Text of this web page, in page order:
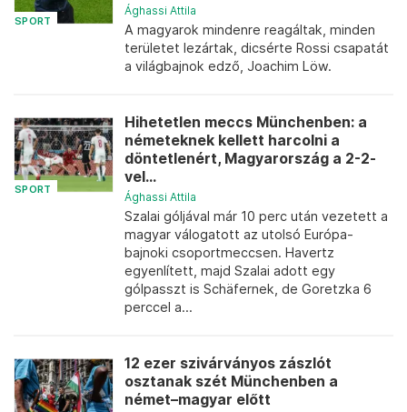
SPORT
Ághassi Attila
A magyarok mindenre reagáltak, minden
területet lezártak, dicsérte Rossi csapatát
a világbajnok edző, Joachim Löw.
SPORT
Hihetetlen meccs Münchenben: a
németeknek kellett harcolni a
döntetlenért, Magyarország a 2-2-
vel...
Ághassi Attila
Szalai góljával már 10 perc után vezetett a
magyar válogatott az utolsó Európa-
bajnoki csoportmeccsen. Havertz
egyenlített, majd Szalai adott egy
gólpasszt is Schäfernek, de Goretzka 6
perccel a...
12 ezer szivárványos zászlót
osztanak szét Münchenben a
német–magyar előtt